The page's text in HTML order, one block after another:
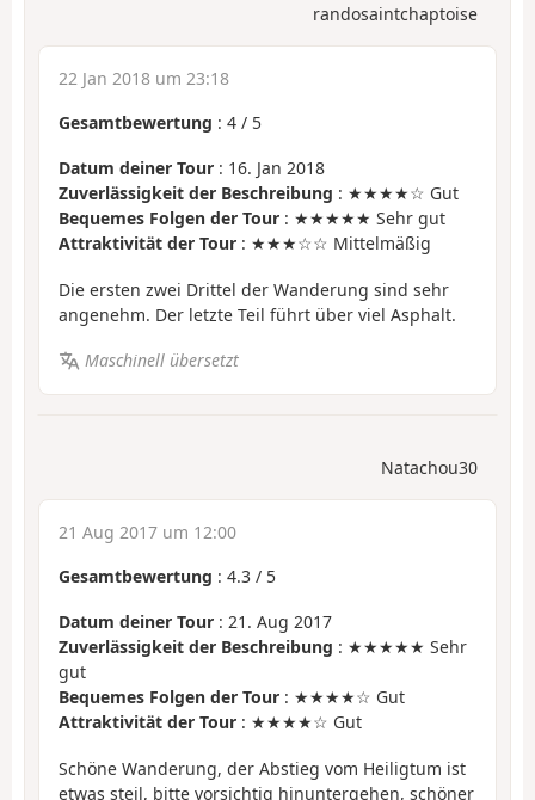
randosaintchaptoise
22 Jan 2018 um 23:18
Gesamtbewertung : 4 / 5
Datum deiner Tour : 16. Jan 2018
Zuverlässigkeit der Beschreibung : ★★★★☆ Gut
Bequemes Folgen der Tour : ★★★★★ Sehr gut
Attraktivität der Tour : ★★★☆☆ Mittelmäßig
Die ersten zwei Drittel der Wanderung sind sehr
angenehm. Der letzte Teil führt über viel Asphalt.
Maschinell übersetzt
Natachou30
21 Aug 2017 um 12:00
Gesamtbewertung : 4.3 / 5
Datum deiner Tour : 21. Aug 2017
Zuverlässigkeit der Beschreibung : ★★★★★ Sehr
gut
Bequemes Folgen der Tour : ★★★★☆ Gut
Attraktivität der Tour : ★★★★☆ Gut
Schöne Wanderung, der Abstieg vom Heiligtum ist
etwas steil, bitte vorsichtig hinuntergehen, schöner